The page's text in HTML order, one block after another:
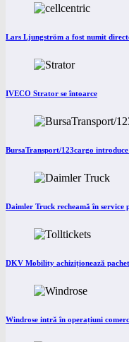
Lars Ljungström a fost numit
IVECO Strator se întoarce
BursaTransport/123cargo
Daimler Truck recheamă în service
DKV Mobility achiziționează
Windrose intră în operațiuni